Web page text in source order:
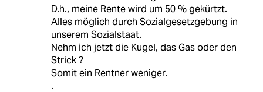
D.h., meine Rente wird um 50 % gekürtzt.
Alles möglich durch Sozialgesetzgebung in
unserem Sozialstaat.
Nehm ich jetzt die Kugel, das Gas oder den
Strick ?
Somit ein Rentner weniger.
.